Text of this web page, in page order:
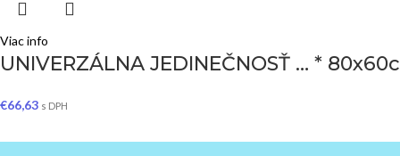
Viac info
UNIVERZÁLNA JEDINEČNOSŤ … *
€66,63 s DPH